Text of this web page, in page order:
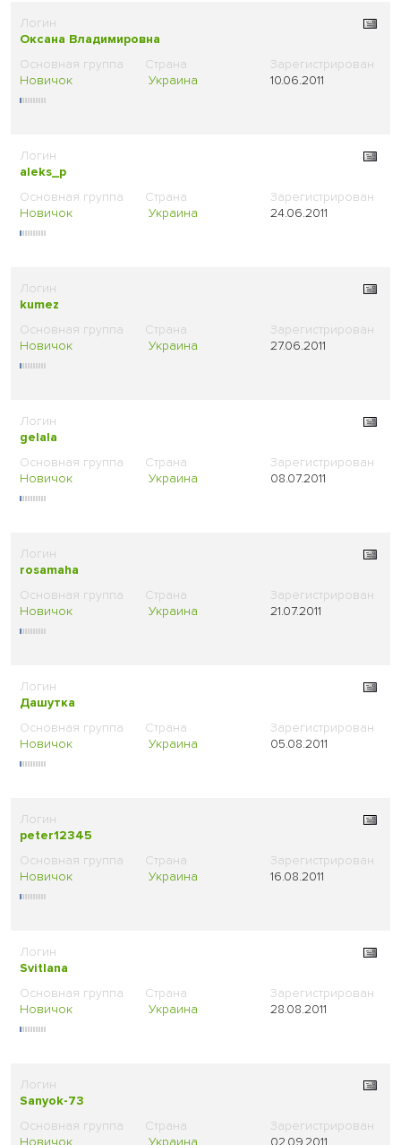
Оксана Владимировна
Новичок Украина 10.06.2011
aleks_p
Новичок Украина 24.06.2011
kumez
Новичок Украина 27.06.2011
gelala
Новичок Украина 08.07.2011
rosamaha
Новичок Украина 21.07.2011
Дашутка
Новичок Украина 05.08.2011
peter12345
Новичок Украина 16.08.2011
Svitlana
Новичок Украина 28.08.2011
Sanyok-73
Новичок Украина 02.09.2011